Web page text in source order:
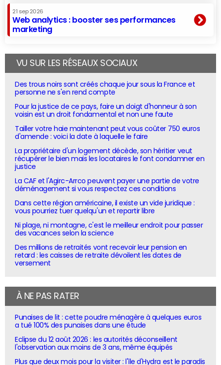
21 sep 2026
Web analytics : booster ses performances
marketing
VU SUR LES RÉSEAUX SOCIAUX
Des trous noirs sont créés chaque jour sous la France et
personne ne s'en rend compte
Pour la justice de ce pays, faire un doigt d'honneur à son
voisin est un droit fondamental et non une faute
Tailler votre haie maintenant peut vous coûter 750 euros
d'amende : voici la date à laquelle le faire
La propriétaire d'un logement décède, son héritier veut
récupérer le bien mais les locataires le font condamner en
justice
La CAF et l'Agirc-Arrco peuvent payer une partie de votre
déménagement si vous respectez ces conditions
Dans cette région américaine, il existe un vide juridique :
vous pourriez tuer quelqu'un et repartir libre
Ni plage, ni montagne, c'est le meilleur endroit pour passer
des vacances selon la science
Des millions de retraités vont recevoir leur pension en
retard : les caisses de retraite dévoilent les dates de
versement
À NE PAS RATER
Punaises de lit : cette poudre ménagère à quelques euros
a tué 100% des punaises dans une étude
Eclipse du 12 août 2026 : les autorités déconseillent
l'observation aux moins de 3 ans, même équipés
Plus que deux mois pour la visiter : l'île d'Hydra est le paradis